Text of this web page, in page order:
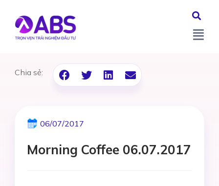
Chia sẻ:
06/07/2017
Morning Coffee 06.07.2017